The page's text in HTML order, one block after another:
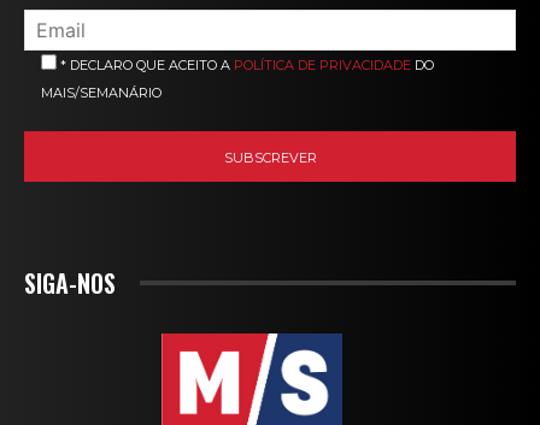
* DECLARO QUE ACEITO A POLÍTICA DE PRIVACIDADE DO
MAIS/SEMANÁRIO
SIGA-NOS